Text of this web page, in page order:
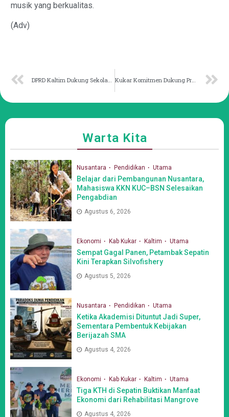
musik yang berkualitas.
(Adv)
DPRD Kaltim Dukung Sekolah Internasional akan Dibangun di Samarinda Kukar Komitmen Dukung Program Swasembada Pangan Kaltim
Warta Kita
Nusantara Pendidikan Utama
Belajar dari Pembangunan Nusantara,
Mahasiswa KKN KUC–BSN Selesaikan
Pengabdian
Agustus 6, 2026
Ekonomi Kab Kukar Kaltim Utama
Sempat Gagal Panen, Petambak Sepatin
Kini Terapkan Silvofishery
Agustus 5, 2026
Nusantara Pendidikan Utama
Ketika Akademisi Dituntut Jadi Super,
Sementara Pembentuk Kebijakan
Berijazah SMA
Agustus 4, 2026
Ekonomi Kab Kukar Kaltim Utama
Tiga KTH di Sepatin Buktikan Manfaat
Ekonomi dari Rehabilitasi Mangrove
Agustus 4, 2026